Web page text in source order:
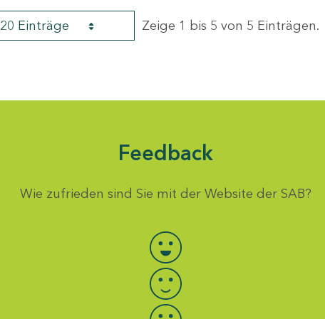
20 Einträge Zeige 1 bis 5 von 5 Einträgen.
Feedback
Wie zufrieden sind Sie mit der Website der SAB?
Bewertung auswählen